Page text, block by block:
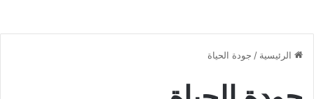
الرئيسية / جودة الحياة